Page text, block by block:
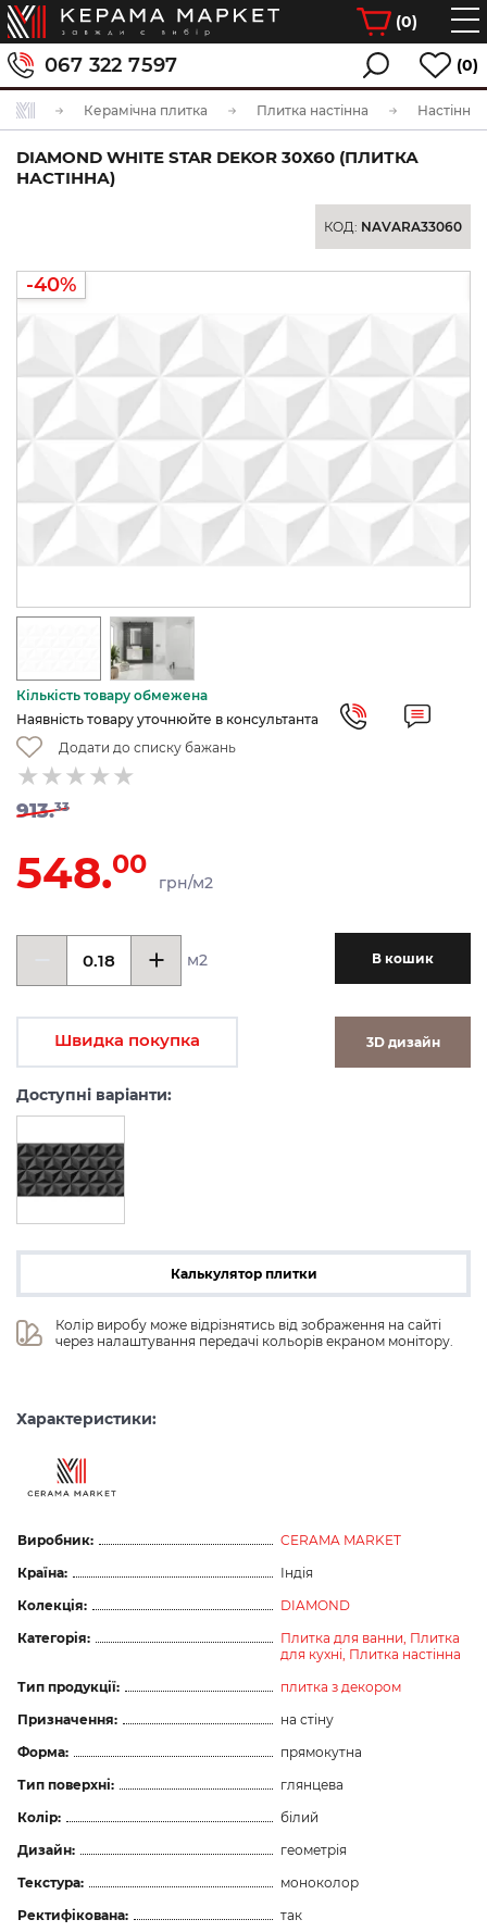
(0)
067 322 7597 (0)
Керамічна плитка Плитка настінна Настінна
DIAMOND WHITE STAR DEKOR 30Х60 (ПЛИТКА
НАСТІННА)
КОД: NAVARA33060
-40%
Кількість товару обмежена
Наявність товару уточнюйте в консультанта
Додати до списку бажань
913.33
548.00
грн/м2
м2 В кошик
Швидка покупка 3D дизайн
Доступні варіанти:
Калькулятор плитки
Колір виробу може відрізнятись від зображення на сайті
через налаштування передачі кольорів екраном монітору.
Характеристики:
Виробник:
CERAMA MARKET
Країна:
Індія
Колекція:
DIAMOND
Категорія:
Плитка для ванни, Плитка
для кухні, Плитка настінна
Тип продукції:
плитка з декором
Призначення:
на стіну
Форма:
прямокутна
Тип поверхні:
глянцева
Колір:
білий
Дизайн:
геометрія
Текстура:
моноколор
Ректифікована:
так